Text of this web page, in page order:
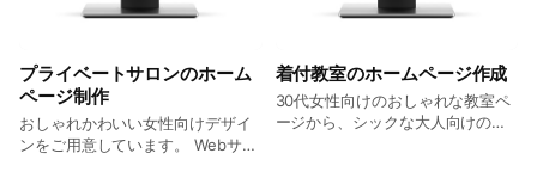
プライベートサロンのホーム
ページ制作
おしゃれかわいい女性向けデザイ
ンをご用意しています。 Webサイ
着付教室のホームページ作成
30代女性向けのおしゃれな教室ペ
ージから、シックな大人向けのデ